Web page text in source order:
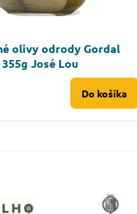
olivy odrody Gordal
José Lou
Do košíka